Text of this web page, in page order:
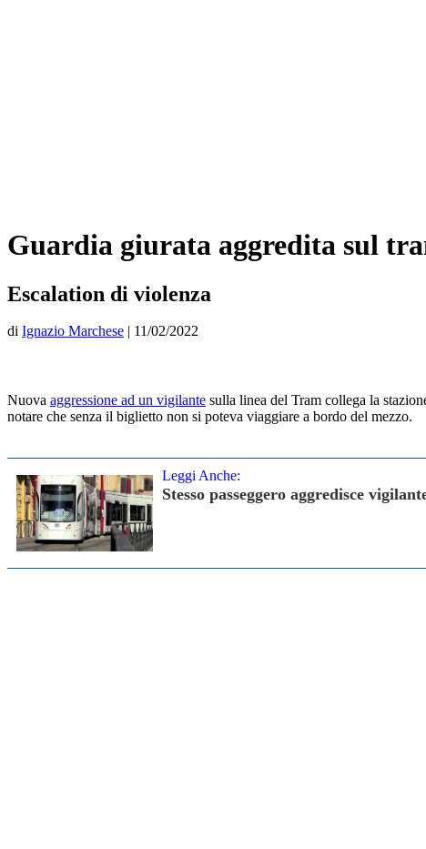
Guardia giurata aggredita sul
Escalation di violenza
di Ignazio Marchese | 11/02/2022
Nuova aggressione ad un vigilante sulla linea del Tram collega la
notare che senza il biglietto non si poteva viaggiare a bordo del mezzo.
Leggi Anche:
Stesso passeggero aggredisce